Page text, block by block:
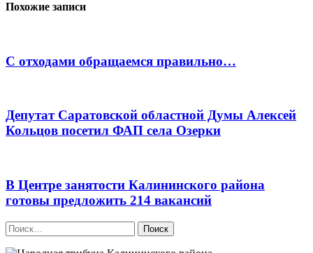
Похожие записи
С отходами обращаемся правильно…
Депутат Саратовской областной Думы Алексей
Кольцов посетил ФАП села Озерки
В Центре занятости Калининского района
готовы предложить 214 вакансий
Найти: